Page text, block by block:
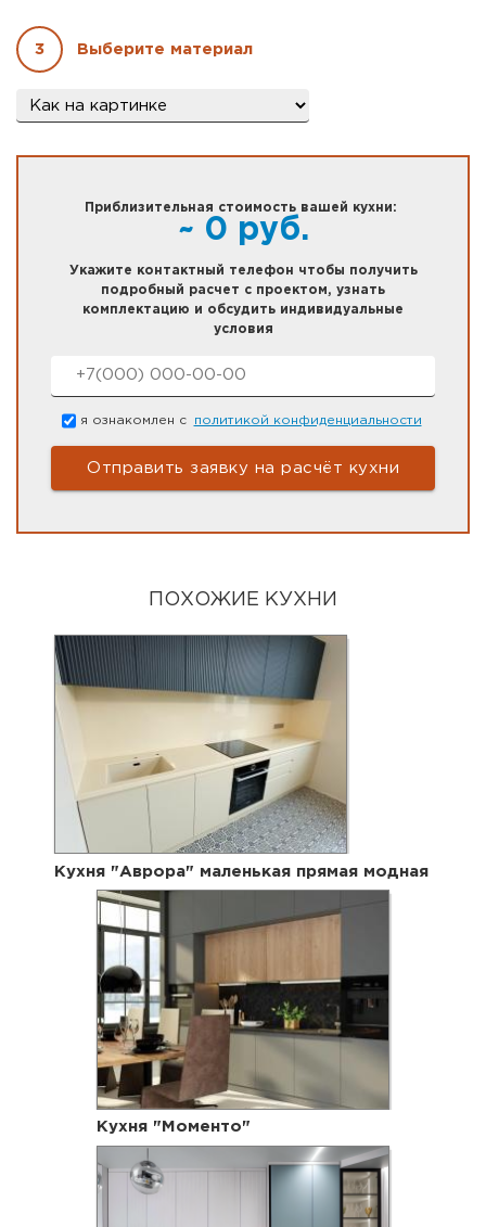
3 Выберите материал
Материал*
Приблизительная стоимость вашей кухни:
~ 0 руб.
Укажите контактный телефон чтобы получить
подробный расчет с проектом, узнать
комплектацию и обсудить индивидуальные
условия
Номер телефона*
Согласие*
я ознакомлен с политикой конфиденциальности
ПОХОЖИЕ КУХНИ
Кухня "Аврора" маленькая прямая модная
Кухня "Моменто"